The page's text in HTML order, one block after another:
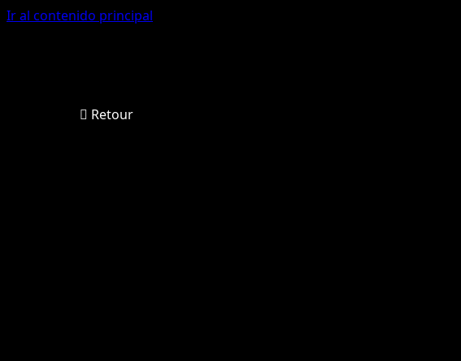
Ir al contenido principal
Retour